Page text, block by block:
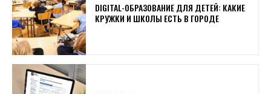
DIGITAL-ОБРАЗОВАНИЕ ДЛЯ ДЕТЕЙ: КАКИЕ
КРУЖКИ И ШКОЛЫ ЕСТЬ В ГОРОДЕ